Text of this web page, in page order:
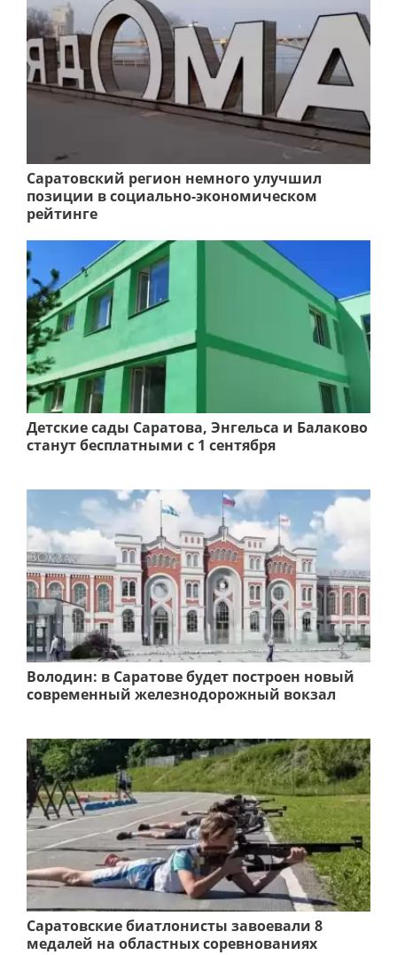
Саратовский регион немного улучшил
позиции в социально-экономическом
рейтинге
Детские сады Саратова, Энгельса и Балаково
станут бесплатными с 1 сентября
Володин: в Саратове будет построен новый
современный железнодорожный вокзал
Саратовские биатлонисты завоевали 8
медалей на областных соревнованиях